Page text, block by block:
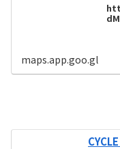
maps.app.goo.gl